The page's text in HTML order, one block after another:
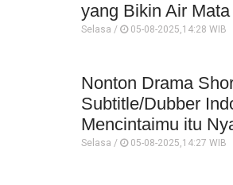
yang Bikin Air
Selasa / 05-08-2025,14:28 WIB
Nonton Drama
Subtitle/Dubber
Mencintaimu itu
Selasa / 05-08-2025,14:27 WIB